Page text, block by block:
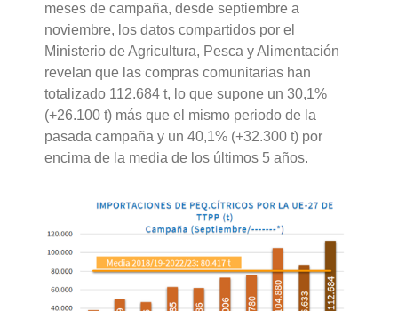
meses de campaña, desde septiembre a
noviembre, los datos compartidos por el
Ministerio de Agricultura, Pesca y Alimentación
revelan que las compras comunitarias han
totalizado 112.684 t, lo que supone un 30,1%
(+26.100 t) más que el mismo periodo de la
pasada campaña y un 40,1% (+32.300 t) por
encima de la media de los últimos 5 años.